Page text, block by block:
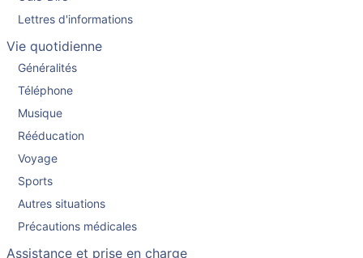
Lettres d'informations
Vie quotidienne
Généralités
Téléphone
Musique
Rééducation
Voyage
Sports
Autres situations
Précautions médicales
Assistance et prise en charge